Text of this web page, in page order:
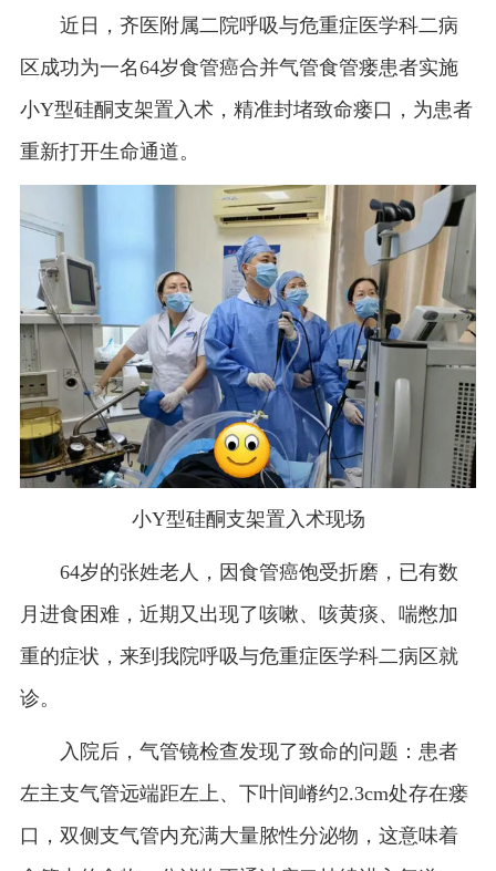
近日，齐医附属二院呼吸与危重症医学科二病
区成功为一名64岁食管癌合并气管食管瘘患者实施
小Y型硅酮支架置入术，精准封堵致命瘘口，为患者
重新打开生命通道。
小Y型硅酮支架置入术现场
64岁的张姓老人，因食管癌饱受折磨，已有数
月进食困难，近期又出现了咳嗽、咳黄痰、喘憋加
重的症状，来到我院呼吸与危重症医学科二病区就
诊。
入院后，气管镜检查发现了致命的问题：患者
左主支气管远端距左上、下叶间嵴约2.3cm处存在瘘
口，双侧支气管内充满大量脓性分泌物，这意味着